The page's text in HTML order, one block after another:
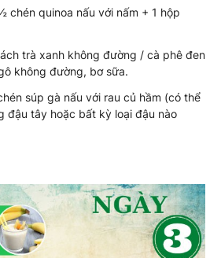
chén quinoa nấu với nấm + 1 hộp
trà xanh không đường / cà phê đen
không đường, bơ sữa.
súp gà nấu với rau củ hầm (có thể
đậu tây hoặc bất kỳ loại đậu nào